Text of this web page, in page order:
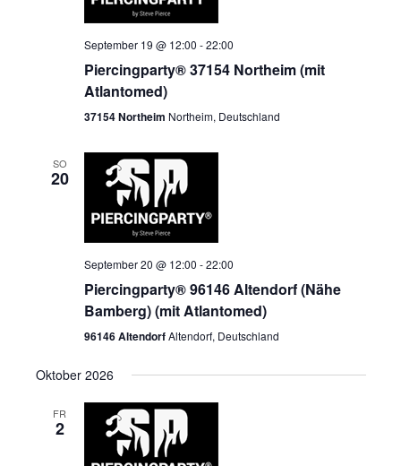
September 19 @ 12:00 -22:00
Piercingparty® 37154 Northeim (mit
Atlantomed)
37154 Northeim Northeim, Deutschland
SO
20
September 20 @ 12:00 -22:00
Piercingparty® 96146 Altendorf (Nähe
Bamberg) (mit Atlantomed)
96146 AltendorfAltendorf, Deutschland
Oktober 2026
FR
2